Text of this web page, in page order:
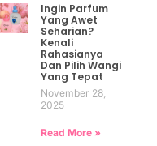
Ingin Parfum
Yang Awet
Seharian?
Kenali
Rahasianya
Dan Pilih Wangi
Yang Tepat
November 28,
2025
Read More »